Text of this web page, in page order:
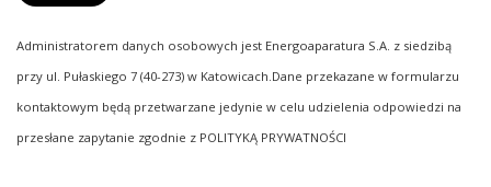
Administratorem danych osobowych jest Energoaparatura S.A. z siedzibą
przy ul. Pułaskiego 7 (40-273) w Katowicach.Dane przekazane w formularzu
kontaktowym będą przetwarzane jedynie w celu udzielenia odpowiedzi na
przesłane zapytanie zgodnie z POLITYKĄ PRYWATNOŚCI